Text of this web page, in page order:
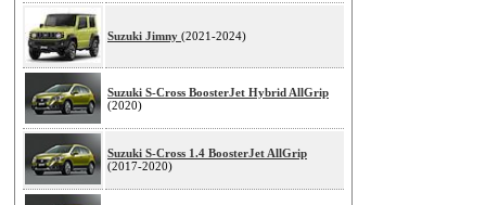
Suzuki Jimny (2021-2024)
Suzuki S-Cross BoosterJet Hybrid AllGrip
(2020)
Suzuki S-Cross 1.4 BoosterJet AllGrip
(2017-2020)